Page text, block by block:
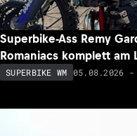
Superbike-Ass Remy
Romaniacs komplett am
SUPERBIKE WM 05.08.2026 -